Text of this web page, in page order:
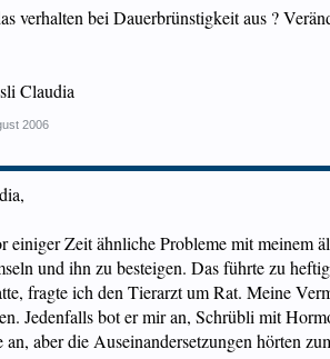
verhalten bei Dauerbrünstigkeit aus ?
Claudia
2006
einiger Zeit ähnliche Probleme mit meinem
und ihn zu besteigen. Das führte zu
fragte ich den Tierarzt um Rat. Meine
Jedenfalls bot er mir an, Schrübli mit
an, aber die Auseinandersetzungen hörten